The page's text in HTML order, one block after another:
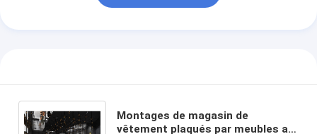
Montages de magasin de
vêtement plaqués par meubles au